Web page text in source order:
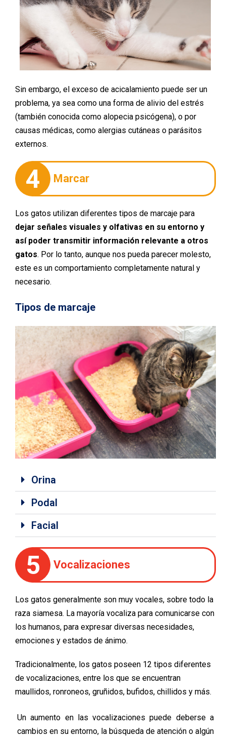
Sin embargo, el exceso de acicalamiento puede ser un
problema, ya sea como una forma de alivio del estrés
(también conocida como alopecia psicógena), o por
causas médicas, como alergias cutáneas o parásitos
externos.
4 Marcar
Los gatos utilizan diferentes tipos de marcaje para
dejar señales visuales y olfativas en su entorno y
así poder transmitir información relevante a otros
gatos. Por lo tanto, aunque nos pueda parecer molesto,
este es un comportamiento completamente natural y
necesario.
Tipos de marcaje
Orina
Podal
Facial
5 Vocalizaciones
Los gatos generalmente son muy vocales, sobre todo la
raza siamesa. La mayoría vocaliza para comunicarse con
los humanos, para expresar diversas necesidades,
emociones y estados de ánimo.
Tradicionalmente, los gatos poseen 12 tipos diferentes
de vocalizaciones, entre los que se encuentran
maullidos, ronroneos, gruñidos, bufidos, chillidos y más.
Un aumento en las vocalizaciones puede deberse a
cambios en su entorno, la búsqueda de atención o algún